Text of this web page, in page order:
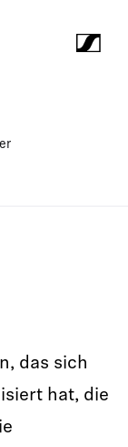
das sich
hat, die